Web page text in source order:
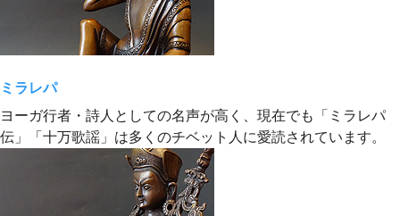
ミラレパ
ヨーガ行者・詩人としての名声が高く、現在でも「ミラレパ
伝」「十万歌謡」は多くのチベット人に愛読されています。